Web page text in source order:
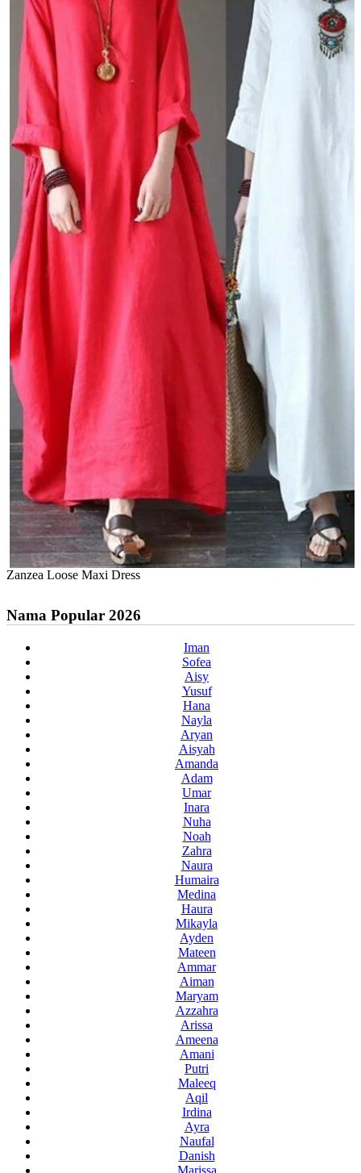
Zanzea Loose Maxi Dress
Nama Popular 2026
Iman
Sofea
Aisy
Yusuf
Hana
Nayla
Aryan
Aisyah
Amanda
Adam
Umar
Inara
Nuha
Noah
Zahra
Naura
Humaira
Medina
Haura
Mikayla
Ayden
Mateen
Ammar
Aiman
Maryam
Azzahra
Arissa
Ameena
Amani
Putri
Maleeq
Aqil
Irdina
Ayra
Naufal
Danish
Marissa